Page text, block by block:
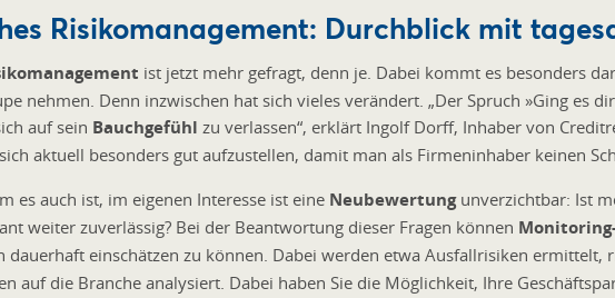
Risikomanagement: Durchblick mit
ist jetzt mehr gefragt, denn je. Dabei kommt es besonders
nehmen. Denn inzwischen hat sich vieles verändert. „Der Spruch »Ging es
auf sein Bauchgefühl zu verlassen“, erklärt Ingolf Dorff, Inhaber von
aktuell besonders gut aufzustellen, damit man als Firmeninhaber keinen
es auch ist, im eigenen Interesse ist eine Neubewertungunverzichtbar: Ist
weiter zuverlässig? Bei der Beantwortung dieser Fragen können
dauerhaft einschätzen zu können. Dabei werden etwa Ausfallrisiken
auf die Branche analysiert. Dabei haben Sie die Möglichkeit, Ihre